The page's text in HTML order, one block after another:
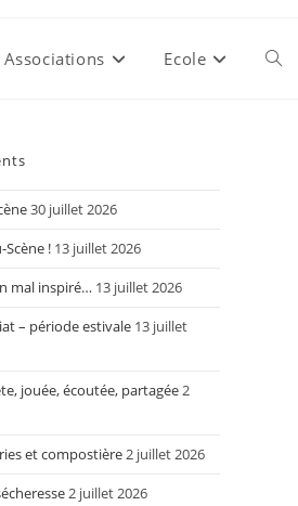
Associations Ecole
30 juillet 2026
! 13 juillet 2026
mal inspiré… 13 juillet 2026
– période estivale 13 juillet
jouée, écoutée, partagée2
et compostière2 juillet 2026
2 juillet 2026